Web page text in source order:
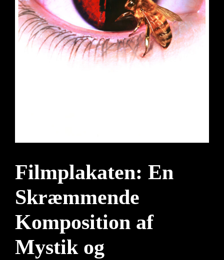
Filmplakaten: En
Skræmmende
Komposition af
Mystik og